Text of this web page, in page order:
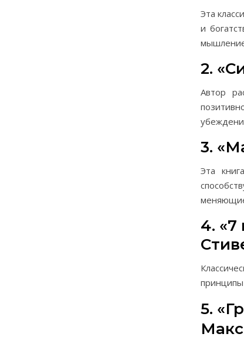
Эта
и
2.
Автор
3.
Эта
4.
5.